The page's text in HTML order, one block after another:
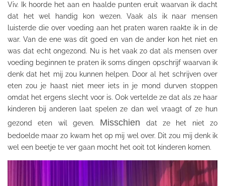
Viv. Ik hoorde het aan en haalde punteneruit waarvan ik dacht
dat het wel handig kon wezen. Vaak als ik naar mensen
luisterde die over voeding aan het praten waren raakte ik in de
war. Van de ene was dit goed en van de ander kon het niet en
was dat echt ongezond. Nu is het vaak zo dat als mensen over
voeding beginnen te praten iksomsdingen opschrijf waarvan ik
denk dat het mij zou kunnen helpen. Door al het schrijven over
eten zou je haast niet meer iets in je mond durven stoppen
omdat het ergens slecht voor is. Ook vertelde ze dat als ze haar
kinderen bij anderen laat spelen ze dan wel vraagt of ze hun
gezond eten wil geven. Misschien dat ze het niet zo
bedoelde maar zo kwam het op mij wel over. Dit zou mij denk ik
wel een beetje te ver gaan mocht het ooit tot kinderen komen.